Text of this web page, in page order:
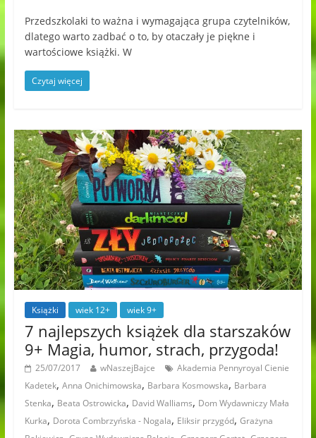
Przedszkolaki to ważna i wymagająca grupa czytelników,
dlatego warto zadbać o to, by otaczały je piękne i
wartościowe książki. W
Czytaj więcej
Książki wiek 12+ wiek 9+
7 najlepszych książek dla starszaków
9+ Magia, humor, strach, przygoda!
25/07/2017 wNaszejBajce
Akademia Pennyroyal Cienie
Kadetek, Anna Onichimowska, Barbara Kosmowska, Barbara
Stenka, Beata Ostrowicka, David Walliams, Dom Wydawniczy Mała
Kurka, Dorota Combrzyńska - Nogala, Eliksir przygód, Grażyna